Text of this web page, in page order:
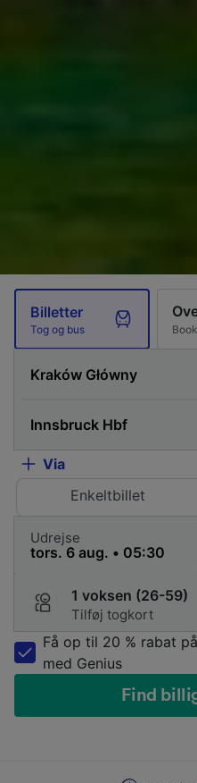
Billetter
Tog og bus
Via
Enkeltbillet
Udrejse
1 voksen (26-59)
Tilføj togkort
Få op til 20 % rabat
med Genius
Find